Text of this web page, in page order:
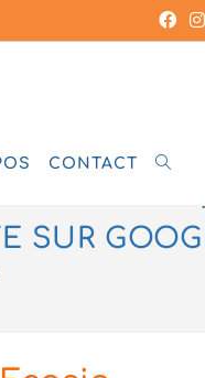
CONTACT
SUR